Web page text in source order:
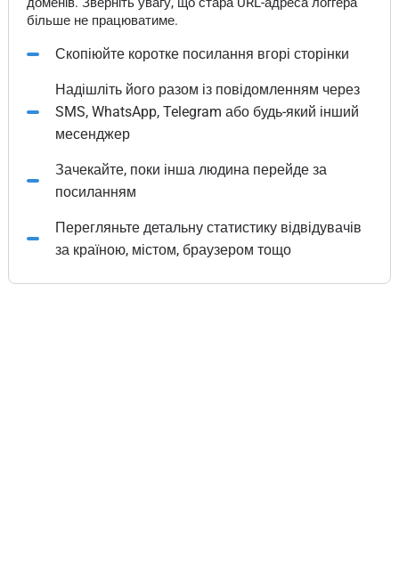
більше не працюватиме.
Скопіюйте коротке посилання вгорі сторінки
Надішліть його разом із повідомленням через
SMS, WhatsApp, Telegram або будь-який інший
месенджер
Зачекайте, поки інша людина перейде за
посиланням
Перегляньте детальну статистику відвідувачів
за країною, містом, браузером тощо